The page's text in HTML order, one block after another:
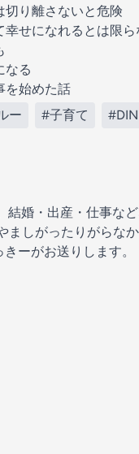
切り離さないと危険
せになれるとは限ら
なる
を始めた話
ー #子育て
婚・出産・仕事な
しがったりがらな
ーがお送りします。